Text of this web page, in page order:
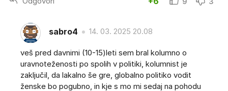
sabro4 14. 03. 2025 20.08
veš pred davnimi (10-15)leti sem bral kolumno o
uravnoteženosti po spolih v politiki, kolumnist je
zaključil, da lakalno še gre, globalno politiko vodit
ženske bo pogubno, in kje s mo mi sedaj na pohodu